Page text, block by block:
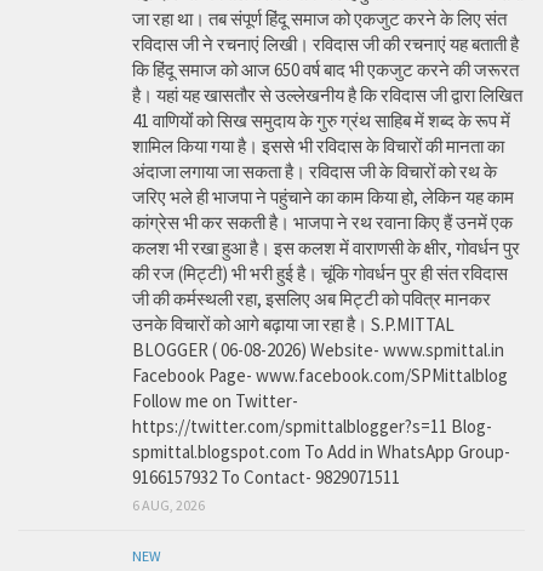
जा रहा था। तब संपूर्ण हिंदू समाज को एकजुट करने के लिए संत
रविदास जी ने रचनाएं लिखी। रविदास जी की रचनाएं यह बताती है
कि हिंदू समाज को आज 650 वर्ष बाद भी एकजुट करने की जरूरत
है। यहां यह खासतौर से उल्लेखनीय है कि रविदास जी द्वारा लिखित
41 वाणियोंं को सिख समुदाय के गुरु ग्रंथ साहिब में शब्द के रूप में
शामिल किया गया है। इससे भी रविदास के विचारों की मानता का
अंदाजा लगाया जा सकता है। रविदास जी के विचारों को रथ के
जरिए भले ही भाजपा ने पहुंचाने का काम किया हो, लेकिन यह काम
कांग्रेस भी कर सकती है। भाजपा ने रथ रवाना किए हैं उनमें एक
कलश भी रखा हुआ है। इस कलश में वाराणसी के क्षीर, गोवर्धन पुर
की रज (मिट्टी) भी भरी हुई है। चूंकि गोवर्धन पुर ही संत रविदास
जी की कर्मस्थली रहा, इसलिए अब मिट्टी को पवित्र मानकर
उनके विचारों को आगे बढ़ाया जा रहा है। S.P.MITTAL
BLOGGER ( 06-08-2026) Website- www.spmittal.in
Facebook Page- www.facebook.com/SPMittalblog
Follow me on Twitter-
https://twitter.com/spmittalblogger?s=11 Blog-
spmittal.blogspot.com To Add in WhatsApp Group-
9166157932 To Contact- 9829071511
6 AUG, 2026
NEW